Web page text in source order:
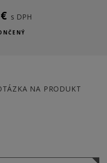
s DPH
NA PRODUKT